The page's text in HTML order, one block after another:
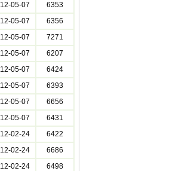
05-07
6353
05-07
6356
05-07
7271
05-07
6207
05-07
6424
05-07
6393
05-07
6656
05-07
6431
02-24
6422
02-24
6686
02-24
6498